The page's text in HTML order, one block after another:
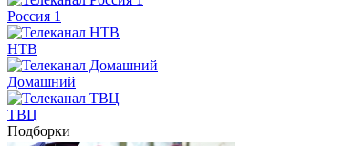
Россия 1
НТВ
Домашний
ТВЦ
Подборки